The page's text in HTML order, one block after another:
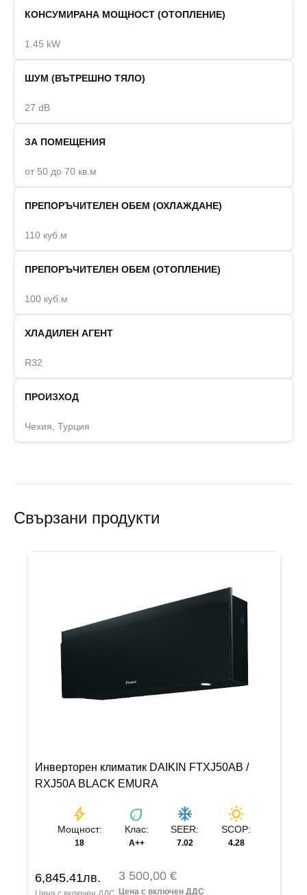
КОНСУМИРАНА МОЩНОСТ (ОТОПЛЕНИЕ)
1.45 kW
ШУМ (ВЪТРЕШНО ТЯЛО)
27 dB
ЗА ПОМЕЩЕНИЯ
от 50 до 70 кв.м
ПРЕПОРЪЧИТЕЛЕН ОБЕМ (ОХЛАЖДАНЕ)
110 куб.м
ПРЕПОРЪЧИТЕЛЕН ОБЕМ (ОТОПЛЕНИЕ)
100 куб.м
ХЛАДИЛЕН АГЕНТ
R32
ПРОИЗХОД
Чехия, Турция
Свързани продукти
Инверторен климатик DAIKIN FTXJ50AB /
RXJ50A BLACK EMURA
bolt
Мощност:
18
eco
Клас:
A++
ac_unit
SEER:
7.02
wb_sunny
SCOP:
4.28
6,845.41лв. 3 500,00 €